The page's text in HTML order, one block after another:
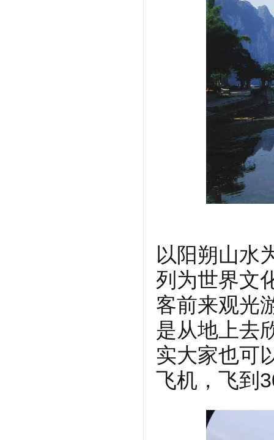
以阳朔山水
列为世界文
客前来观光
是从地上去
实大家也可
飞机，飞到